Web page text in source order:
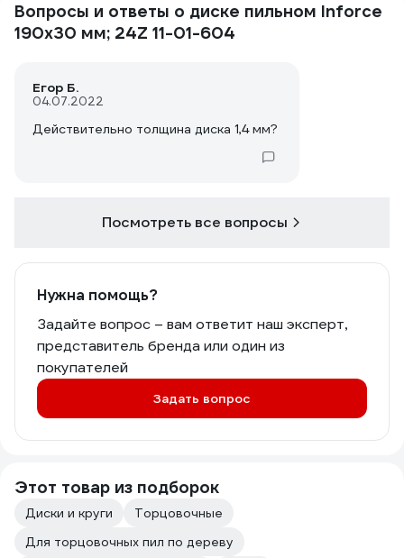
Вопросы и ответы о диске пильном Inforce
190х30 мм; 24Z 11-01-604
Егор Б.
04.07.2022
Действительно толщина диска 1,4 мм?
Посмотреть все вопросы
Нужна помощь?
Задайте вопрос – вам ответит наш эксперт,
представитель бренда или один из
покупателей
Задать вопрос
Этот товар из подборок
Диски и круги
Торцовочные
Для торцовочных пил по дереву